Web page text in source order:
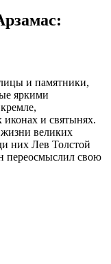
и памятники,
яркими
иконах и святынях.
великих
них Лев Толстой
переосмыслил свою